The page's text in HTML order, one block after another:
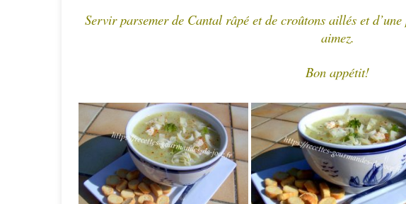
Servir parsemer de Cantal râpé et de croûtons aillés et
aimez.
Bon appétit!